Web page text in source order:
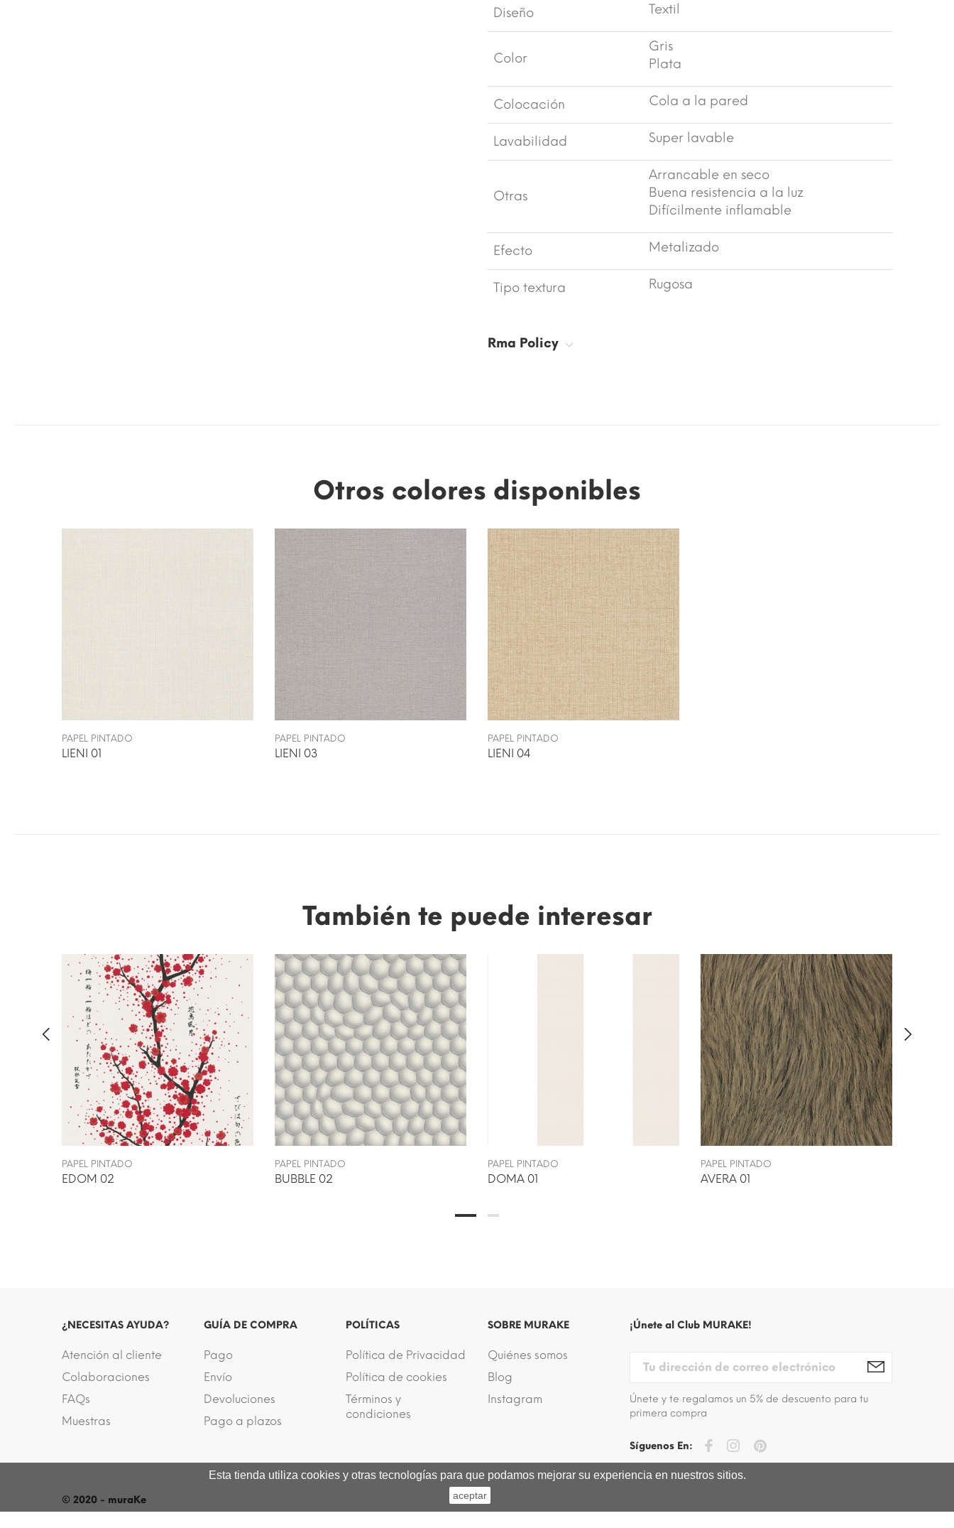
Diseño Textil
Color
Gris
Plata
Colocación Cola a la pared
Lavabilidad Super lavable
Otras
Arrancable en seco
Buena resistencia a la luz
Difícilmente inflamable
Efecto Metalizado
Tipo textura Rugosa
Rma Policy
Otros colores disponibles
PAPEL PINTADO
LIENI 01
PAPEL PINTADO
LIENI 03
PAPEL PINTADO
LIENI 04
También te puede interesar
PAPEL PINTADO
EDOM 02
PAPEL PINTADO
BUBBLE 02
PAPEL PINTADO
DOMA 01
PAPEL PINTADO
AVERA 01
¿NECESITAS AYUDA?
Atención al cliente
Colaboraciones
FAQs
Muestras
GUÍA DE COMPRA
Pago
Envío
Devoluciones
Pago a plazos
POLÍTICAS
Política de Privacidad
Política de cookies
Términos y
condiciones
SOBRE MURAKE
Quiénes somos
Blog
Instagram
¡Únete al Club MURAKE!
Únete y te regalamos un 5% de descuento para tu
primera compra
Síguenos En:
© 2020 - muraKe
Esta tienda utiliza cookies y otras tecnologías para que podamos mejorar su experiencia en nuestros sitios.
aceptar